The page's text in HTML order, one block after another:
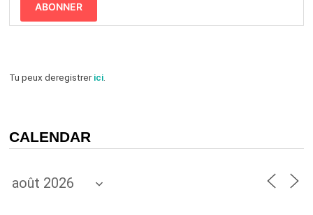
ABONNER
Tu peux deregistrerici.
CALENDAR